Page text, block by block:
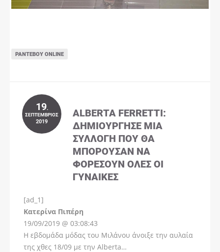
ΡΑΝΤΕΒΟΎ ONLINE
19.
ΣΕΠΤΈΜΒΡΙΟΣ
2019
ALBERTA FERRETTI:
ΔΗΜΙΟΎΡΓΗΣΕ ΜΊΑ
ΣΥΛΛΟΓΉ ΠΟΥ ΘΑ
ΜΠΟΡΟΎΣΑΝ ΝΑ
ΦΟΡΈΣΟΥΝ ΌΛΕΣ ΟΙ
ΓΥΝΑΊΚΕΣ
[ad_1]
Kατερίνα Πιπέρη
19/09/2019 @ 03:08:43
Η εβδομάδα μόδας του Μιλάνου άνοιξε την αυλαία
της χθες 18/09 με την Alberta…